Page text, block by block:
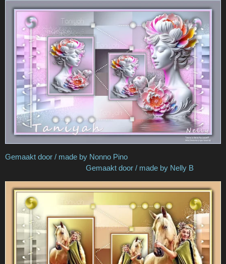
Gemaakt door / made by Nonno Pino
Gemaakt door / made by Nelly B